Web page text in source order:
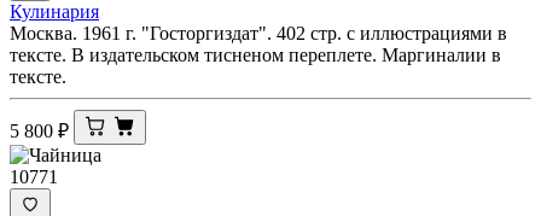
Кулинария
Москва. 1961 г. "Госторгиздат". 402 стр. с иллюстрациями в
тексте. В издательском тисненом переплете. Маргиналии в
тексте.
5 800 ₽
10771